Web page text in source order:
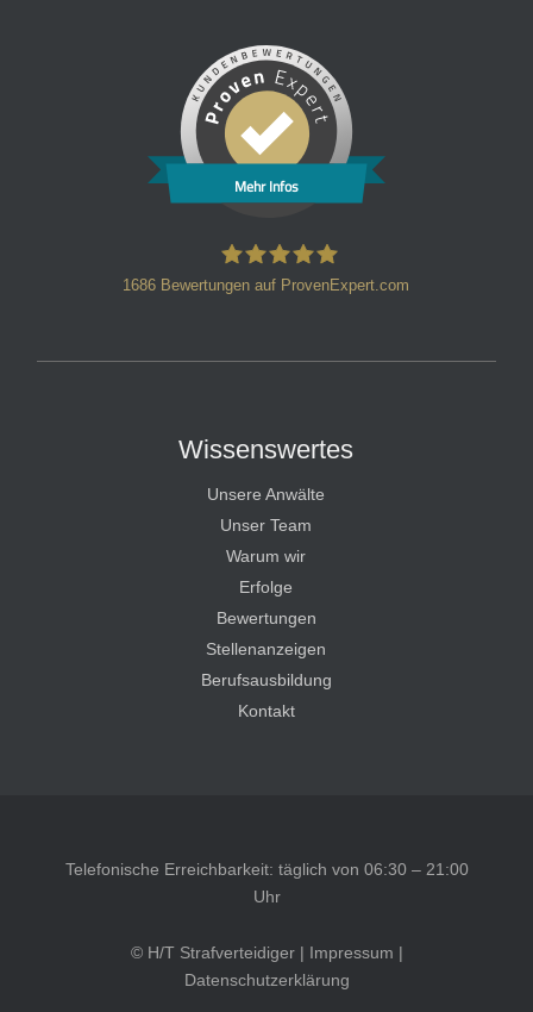
Mehr Infos
1686 Bewertungen auf ProvenExpert.com
Wissenswertes
Unsere Anwälte
Unser Team
Warum wir
Erfolge
Bewertungen
Stellenanzeigen
Berufsausbildung
Kontakt
Telefonische Erreichbarkeit: täglich von 06:30 – 21:00
Uhr
© H/T Strafverteidiger | Impressum |
Datenschutzerklärung